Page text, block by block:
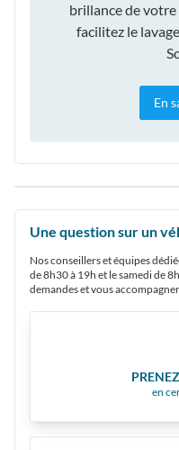
brillance de
facilitez le
En
Une question sur un
Nos conseillers et équipes
de 8h30 à 19h et le samedi de
demandes et vous
en